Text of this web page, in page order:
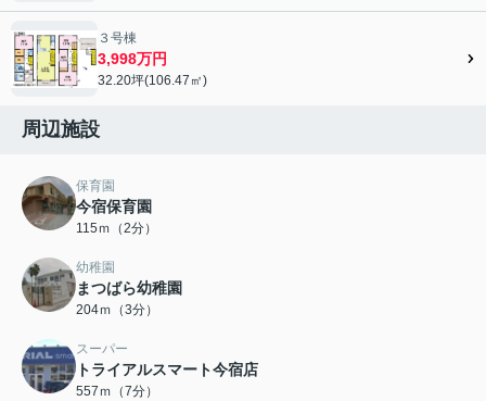
３号棟
3,998万円
32.20坪(106.47㎡)
周辺施設
保育園
今宿保育園
115ｍ（2分）
幼稚園
まつばら幼稚園
204ｍ（3分）
スーパー
トライアルスマート今宿店
557ｍ（7分）